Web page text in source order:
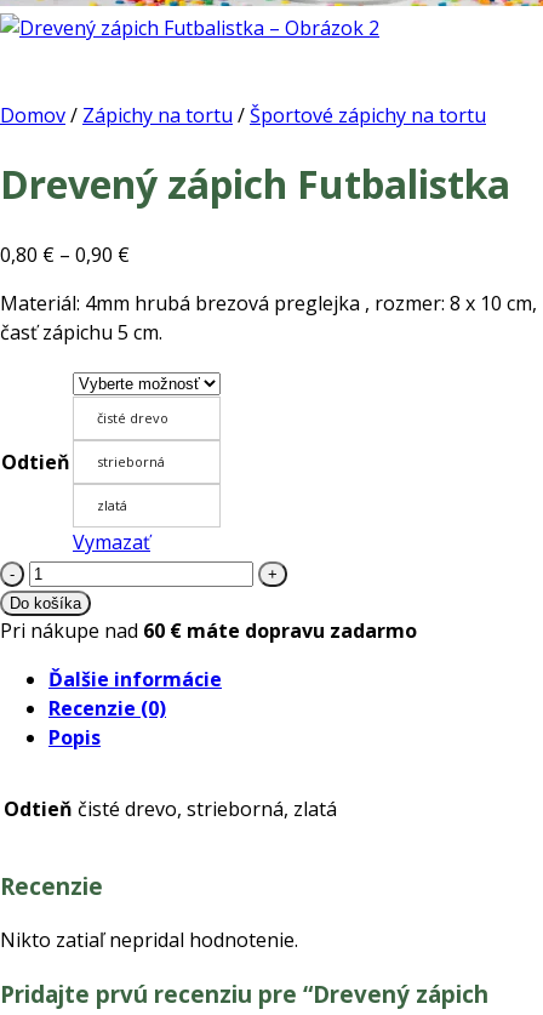
Domov/ Zápichy na tortu /Športové zápichy na tortu
Drevený zápich Futbalistka
0,80 € – 0,90 €Price
0,80 €
through
0,90 €
Materiál: 4mm hrubá brezová preglejka , rozmer: 8 x 10 cm,
časť zápichu 5 cm.
Odtieň
čisté drevo
strieborná
zlatá
Vymazať
množstvo
Drevený
zápich
Do košíka
Pri nákupe nad 60 € máte dopravu zadarmo
Ďalšie informácie
Recenzie (0)
Popis
Odtieň čisté drevo, strieborná, zlatá
Recenzie
Nikto zatiaľ nepridal hodnotenie.
Pridajte prvú recenziu pre “Drevený zápich